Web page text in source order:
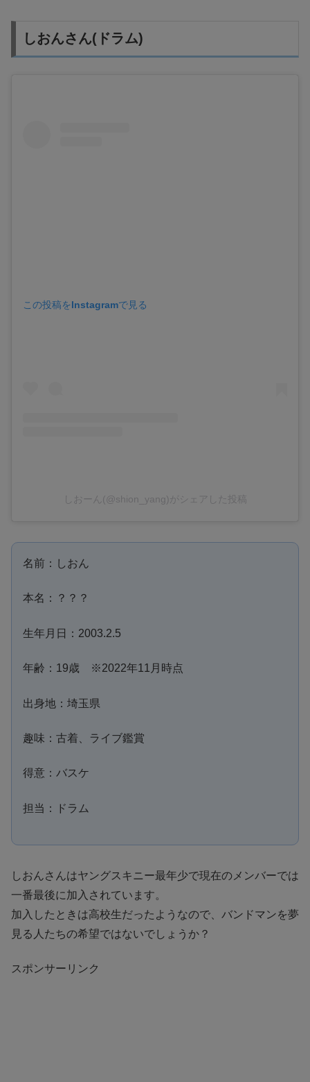
しおんさん(ドラム)
この投稿をInstagramで見る
しおーん(@shion_yang)がシェアした投稿
名前：しおん
本名：？？？
生年月日：2003.2.5
年齢：19歳 ※2022年11月時点
出身地：埼玉県
趣味：古着、ライブ鑑賞
得意：バスケ
担当：ドラム
しおんさんはヤングスキニー最年少で現在のメンバーでは
一番最後に加入されています。
加入したときは高校生だったようなので、バンドマンを夢
見る人たちの希望ではないでしょうか？
スポンサーリンク